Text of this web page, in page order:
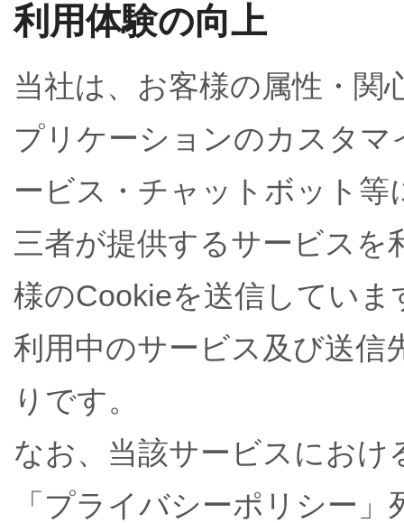
利用体験の向上
当社は、お客様の属性・関
プリケーションのカスタ
ービス・チャットボット
三者が提供するサービスを
様のCookieを送信していま
利用中のサービス及び送信
りです。
なお、当該サービスにおけ
「プライバシーポリシー